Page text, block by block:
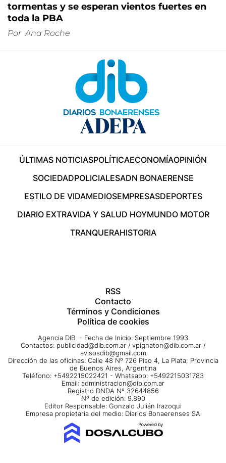
tormentas y se esperan vientos fuertes en
toda la PBA
Por Ana Roche
ÚLTIMAS NOTICIASPOLÍTICAECONOMÍAOPINIÓN
SOCIEDADPOLICIALESADN BONAERENSE
ESTILO DE VIDAMEDIOSEMPRESASDEPORTES
DIARIO EXTRAVIDA Y SALUD HOYMUNDO MOTOR
TRANQUERAHISTORIA
RSS
Contacto
Términos y Condiciones
Política de cookies
Agencia DIB - Fecha de Inicio: Septiembre 1993
Contactos: publicidad@dib.com.ar / vpignaton@dib.com.ar /
avisosdib@gmail.com
Dirección de las oficinas: Calle 48 Nº 726 Piso 4, La Plata; Provincia
de Buenos Aires, Argentina
Teléfono: +5492215022421 - Whatsapp: +5492215031783
Email: administracion@dib.com.ar
Registro DNDA Nº 32644856
Nº de edición: 9.890
Editor Responsable: Gonzalo Julián Irazoqui
Empresa propietaria del medio: Diarios Bonaerenses SA